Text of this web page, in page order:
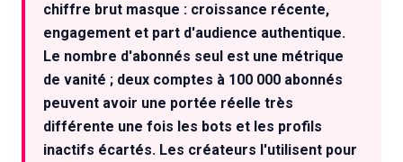
chiffre brut masque : croissance récente,
engagement et part d'audience authentique.
Le nombre d'abonnés seul est une métrique
de vanité ; deux comptes à 100 000 abonnés
peuvent avoir une portée réelle très
différente une fois les bots et les profils
inactifs écartés. Les créateurs l'utilisent pour